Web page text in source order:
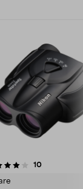
10recensioner